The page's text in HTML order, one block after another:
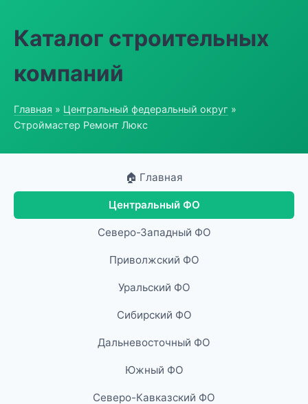
Каталог строительных
компаний
Главная » Центральный федеральный округ »
Строймастер Ремонт Люкс
🏠 Главная
Центральный ФО
Северо-Западный ФО
Приволжский ФО
Уральский ФО
Сибирский ФО
Дальневосточный ФО
Южный ФО
Северо-Кавказский ФО